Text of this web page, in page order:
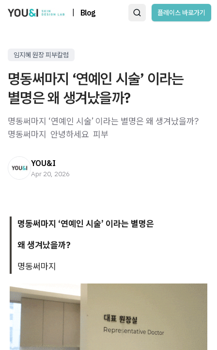
Blog 플레이스 바로가기
임지혜 원장 피부칼럼
명동써마지 ‘연예인 시술’ 이라는
별명은 왜 생겨났을까?
명동써마지 ‘연예인 시술’ 이라는 별명은 왜 생겨났을까?
명동써마지 ​ 안녕하세요 ​ 피부
YOU&I
Apr 20, 2026
명동써마지 ‘연예인 시술’ 이라는 별명은
왜 생겨났을까?
명동써마지